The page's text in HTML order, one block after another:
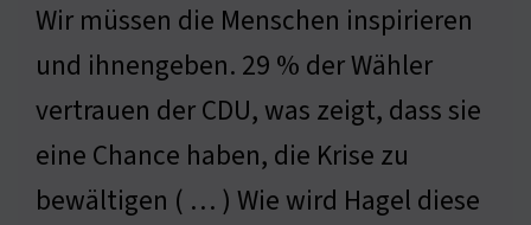
Wir müssen die Menschen inspirieren
und ihnengeben. 29 % der Wähler
vertrauen der CDU, was zeigt, dass sie
eine Chance haben, die Krise zu
bewältigen ( … ) Wie wird Hagel diese